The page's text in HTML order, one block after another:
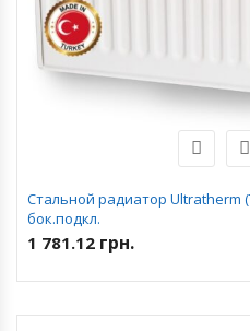
Стальной радиатор Ultratherm
бок.подкл.
1 781.12 грн.